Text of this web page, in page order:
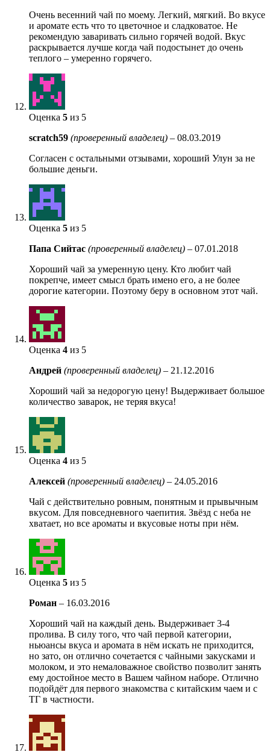
Очень весенний чай по моему. Легкий, мягкий. Во вкусе
и аромате есть что то цветочное и сладковатое. Не
рекомендую заваривать сильно горячей водой. Вкус
раскрывается лучше когда чай подостынет до очень
теплого – умеренно горячего.
Оценка 5 из 5
scratch59 (проверенный владелец) – 08.03.2019
Согласен с остальными отзывами, хороший Улун за не
большие деньги.
Оценка 5 из 5
Папа Сийтас (проверенный владелец) – 07.01.2018
Хороший чай за умеренную цену. Кто любит чай
покрепче, имеет смысл брать имено его, а не более
дорогие категории. Поэтому беру в основном этот чай.
Оценка 4 из 5
Андрей (проверенный владелец) – 21.12.2016
Хороший чай за недорогую цену! Выдерживает большое
количество заварок, не теряя вкуса!
Оценка 4 из 5
Алексей (проверенный владелец) – 24.05.2016
Чай с действительно ровным, понятным и прывычным
вкусом. Для повседневного чаепития. Звёзд с неба не
хватает, но все ароматы и вкусовые ноты при нём.
Оценка 5 из 5
Роман – 16.03.2016
Хороший чай на каждый день. Выдерживает 3-4
пролива. В силу того, что чай первой категории,
ньюансы вкуса и аромата в нём искать не приходится,
но зато, он отлично сочетается с чайными закусками и
молоком, и это немаловажное свойство позволит занять
ему достойное место в Вашем чайном наборе. Отлично
подойдёт для первого знакомства с китайским чаем и с
ТГ в частности.